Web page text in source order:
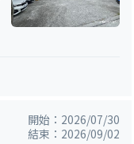
開始：2026/07/30
結束：2026/09/02